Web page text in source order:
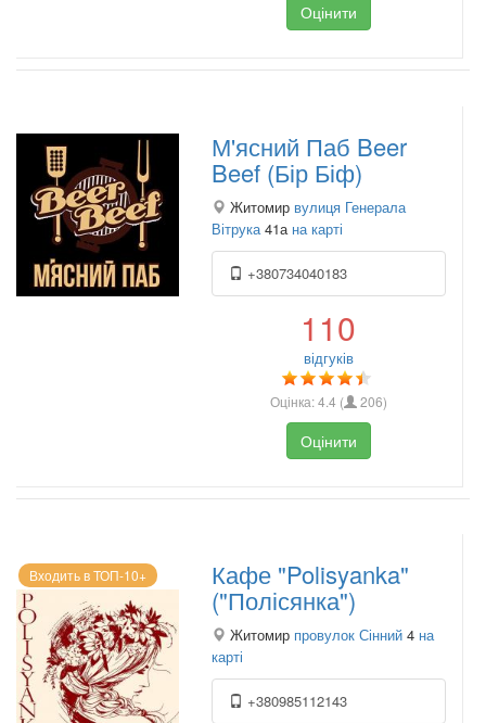
Оцінити
М'ясний Паб Beer
Beef (Бір Біф)
Житомир вулиця Генерала
Вітрука 41а на карті
+380734040183
110
відгуків
Оцінка:4.4 ( 206)
Оцінити
Входить в ТОП-10+ Кафе "Polisyanka"
("Полісянка")
Житомир провулок Сінний 4 на
карті
+380985112143